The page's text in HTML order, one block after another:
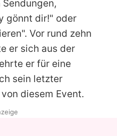
gönnt dir!" oder
Vor rund zehn
er sich aus der
er für eine
sein letzter
diesem Event.